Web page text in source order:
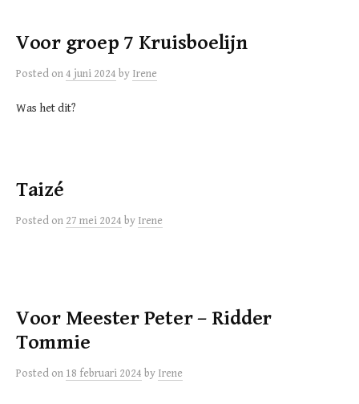
Voor groep 7 Kruisboelijn
Posted on4 juni 2024 by Irene
Was het dit?
Taizé
Posted on 27 mei 2024 by Irene
Voor Meester Peter – Ridder
Tommie
Posted on 18 februari 2024 by Irene